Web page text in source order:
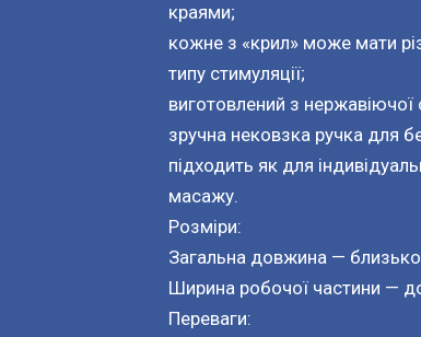
краями;
кожне з «крил» може мати
типу стимуляції;
виготовлений з
зручна нековзка ручка для
підходить як для
масажу.
Розміри:
Загальна довжина —
Ширина робочої частини —
Переваги: